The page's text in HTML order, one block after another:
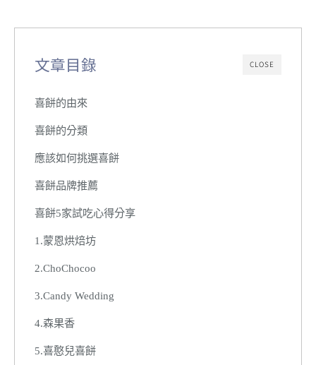
CLOSE
文章目錄
喜餅的由來
喜餅的分類
應該如何挑選喜餅
喜餅品牌推薦
喜餅5家試吃心得分享
1.蒙恩烘焙坊
2.ChoChocoo
3.Candy Wedding
4.森果香
5.喜憨兒喜餅